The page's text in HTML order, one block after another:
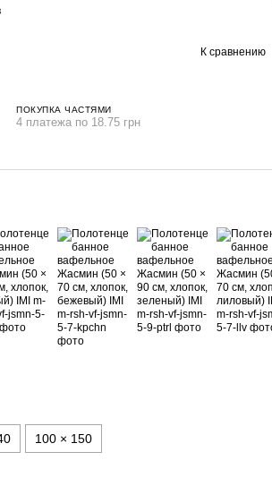
К сравнению
ПОКУПКА ЧАСТЯМИ
4 платежа по 18.75 грн
100 × 150